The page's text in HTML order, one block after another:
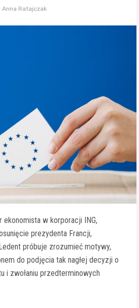
Anna Ratajczak
ekonomista w korporacji ING,
prezydenta Francji,
próbuje zrozumieć motywy,
do podjęcia tak nagłej decyzji o
i zwołaniu przedterminowych